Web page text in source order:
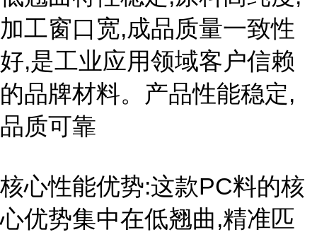
加工窗口宽,成品质量一致性
好,是工业应用领域客户信赖
的品牌材料。产品性能稳定,
品质可靠
核心性能优势:这款PC料的核
心优势集中在低翘曲,精准匹